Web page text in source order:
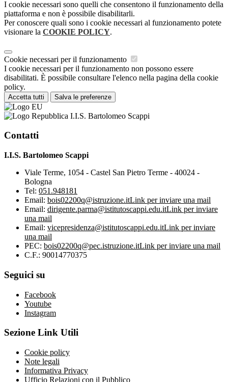
I cookie necessari sono quelli che consentono il funzionamento della
piattaforma e non è possibile disabilitarli.
Per conoscere quali sono i cookie necessari al funzionamento potete
visionare la COOKIE POLICY.
Cookie necessari per il funzionamento
I cookie necessari per il funzionamento non possono essere
disabilitati. È possibile consultare l'elenco nella pagina della cookie
policy.
Accetta tutti Salva le preferenze
I.I.S. Bartolomeo Scappi
Contatti
I.I.S. Bartolomeo Scappi
Viale Terme, 1054 - Castel San Pietro Terme - 40024 -
Bologna
Tel: 051.948181
Email: bois02200q@istruzione.itLink per inviare una mail
Email: dirigente.parma@istitutoscappi.edu.itLink per inviare
una mail
Email: vicepresidenza@istitutoscappi.edu.itLink per inviare
una mail
PEC: bois02200q@pec.istruzione.itLink per inviare una mail
C.F.: 90014770375
Seguici su
Facebook
Youtube
Instagram
Sezione Link Utili
Cookie policy
Note legali
Informativa Privacy
Ufficio Relazioni con il Pubblico